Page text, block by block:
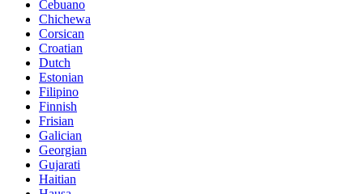
Cebuano
Chichewa
Corsican
Croatian
Dutch
Estonian
Filipino
Finnish
Frisian
Galician
Georgian
Gujarati
Haitian